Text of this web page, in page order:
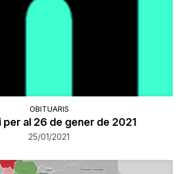
OBITUARIS
per al 26 de gener de 2021
25/01/2021